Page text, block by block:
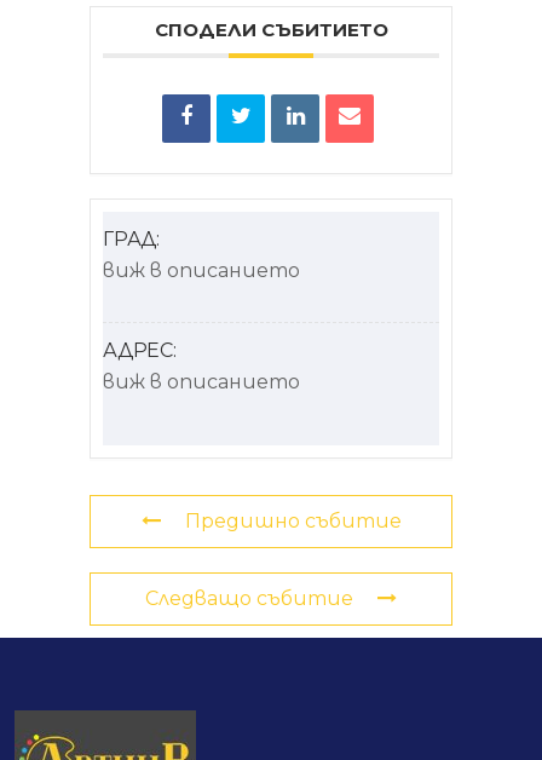
СПОДЕЛИ СЪБИТИЕТО
ГРАД:
виж в описанието
АДРЕС:
виж в описанието
Предишно събитие
Следващо събитие